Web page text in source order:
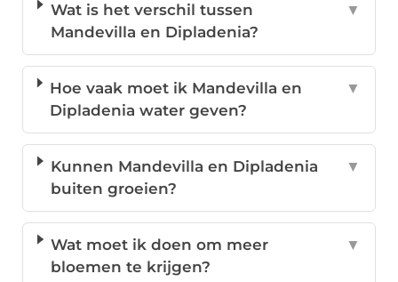
Wat is het verschil tussen
Mandevilla en Dipladenia?
▼
Hoe vaak moet ik Mandevilla en
Dipladenia water geven?
▼
Kunnen Mandevilla en Dipladenia
buiten groeien?
▼
Wat moet ik doen om meer
bloemen te krijgen?
▼